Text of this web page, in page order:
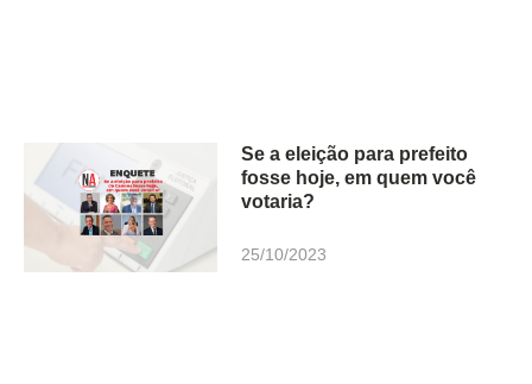
Se a eleição para prefeito
fosse hoje, em quem você
votaria?
25/10/2023